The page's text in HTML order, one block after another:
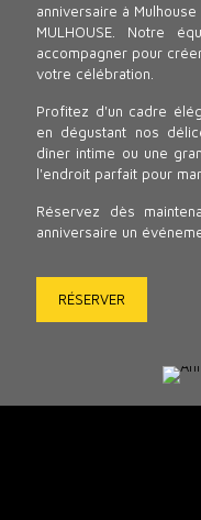
anniversaire à Mulhouse
MULHOUSE. Notre
accompagner pour
votre célébration.
Profitez d'un cadre
en dégustant nos
dîner intime ou une
l'endroit parfait pour
Réservez dès
anniversaire un
RÉSERVER